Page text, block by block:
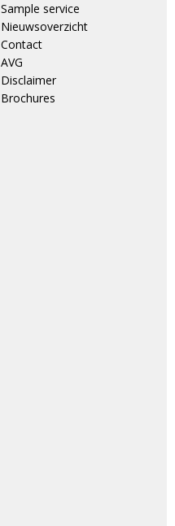
Sample service
Nieuwsoverzicht
Contact
AVG
Disclaimer
Brochures